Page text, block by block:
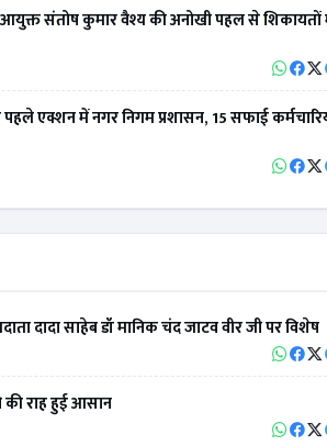
संतोष कुमार वैश्य की अनोखी पहल से शिकायतों
पहले एक्शन में नगर निगम प्रशासन, 15 सफाई
दादा साहेब डॉ मानिक चंद जाटव वीर जी पर विशेष
राह हुई आसान